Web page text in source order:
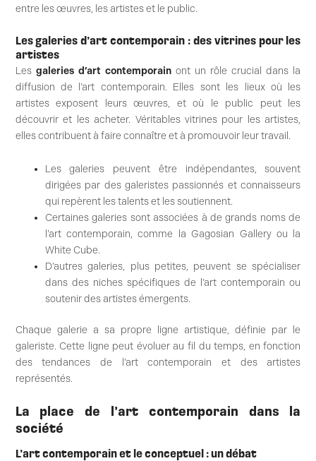
entre les œuvres, les artistes et le public.
Les galeries d’art contemporain : des vitrines pour les
artistes
Les galeries d’art contemporainont un rôle crucial dans la
diffusion de l’art contemporain. Elles sont les lieux où les
artistes exposent leurs œuvres, et où le public peut les
découvrir et les acheter. Véritables vitrines pour les artistes,
elles contribuent à faire connaître et à promouvoir leur travail.
Les galeries peuvent être indépendantes, souvent
dirigées par des galeristes passionnés et connaisseurs
qui repèrent les talents et les soutiennent.
Certaines galeries sont associées à de grands noms de
l’art contemporain, comme la Gagosian Gallery ou la
White Cube.
D’autres galeries, plus petites, peuvent se spécialiser
dans des niches spécifiques de l’art contemporain ou
soutenir des artistes émergents.
Chaque galerie a sa propre ligne artistique, définie par le
galeriste. Cette ligne peut évoluer au fil du temps, en fonction
des tendances de l’art contemporain et des artistes
représentés.
La place de l’art contemporain dans la
société
L’art contemporain et le conceptuel : un débat